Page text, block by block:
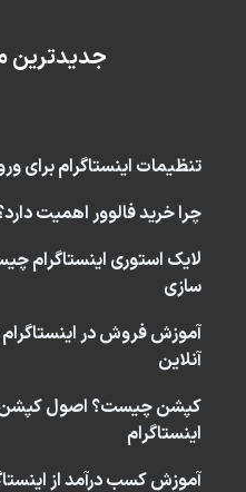
جدیدترین
تنظیمات اینستاگرام برای
چرا خرید فالوور اهمیت
لایک استوری اینستاگرام
سازی
آنلاین
کپشن چیست؟ اصول کپشن
اینستاگرام